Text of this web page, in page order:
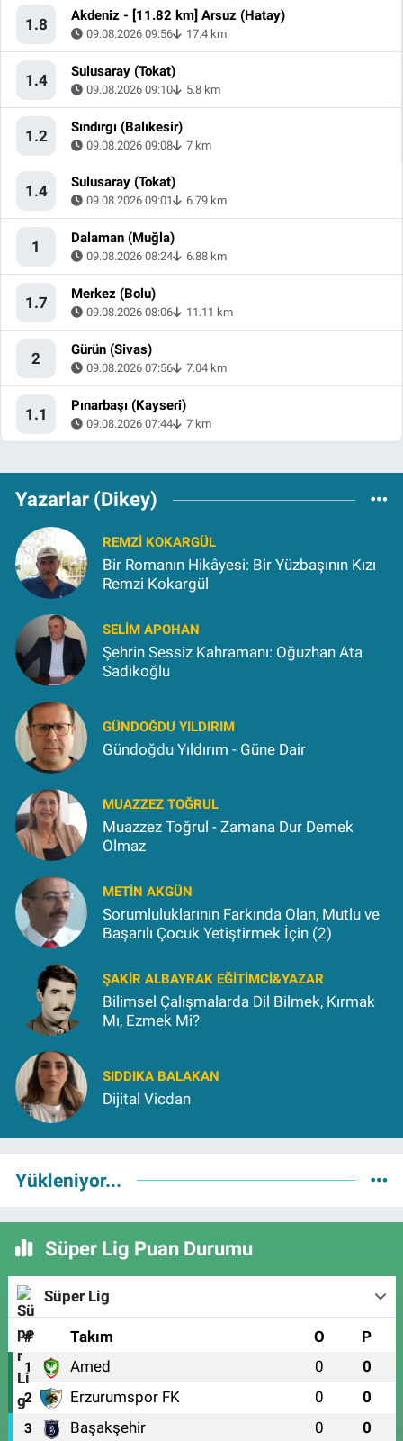
1.8 Akdeniz - [11.82 km] Arsuz (Hatay)
09.08.2026 09:56 17.4 km
1.4 Sulusaray (Tokat)
09.08.2026 09:10 5.8 km
1.2 Sındırgı (Balıkesir)
09.08.2026 09:08 7 km
1.4 Sulusaray (Tokat)
09.08.2026 09:01 6.79 km
1 Dalaman (Muğla)
09.08.2026 08:24 6.88 km
1.7 Merkez (Bolu)
09.08.2026 08:06 11.11 km
2 Gürün (Sivas)
09.08.2026 07:56 7.04 km
1.1 Pınarbaşı (Kayseri)
09.08.2026 07:44 7 km
Yazarlar (Dikey)
REMZI KOKARGÜL
Bir Romanın Hikâyesi: Bir Yüzbaşının Kızı
Remzi Kokargül
SELIM APOHAN
Şehrin Sessiz Kahramanı: Oğuzhan Ata
Sadıkoğlu
GÜNDOĞDU YILDIRIM
Gündoğdu Yıldırım - Güne Dair
MUAZZEZ TOĞRUL
Muazzez Toğrul - Zamana Dur Demek
Olmaz
METIN AKGÜN
Sorumluluklarının Farkında Olan, Mutlu ve
Başarılı Çocuk Yetiştirmek İçin (2)
ŞAKIR ALBAYRAK EĞITIMCI&YAZAR
Bilimsel Çalışmalarda Dil Bilmek, Kırmak
Mı, Ezmek Mi?
SIDDIKA BALAKAN
Dijital Vicdan
Yükleniyor...
Süper Lig Puan Durumu
Süper Lig
# Takım O P
1 Amed 0 0
2 Erzurumspor FK 0 0
3 Başakşehir 0 0